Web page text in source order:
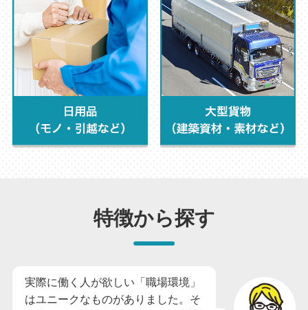
特徴から探す
実際に働く人が欲しい「職場環境」
はユニークなものがありました。そ